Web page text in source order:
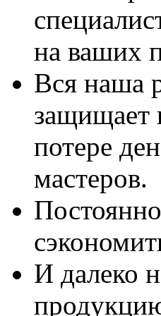
на ваших
Вся наша
защищает
потере
мастеров.
И далеко